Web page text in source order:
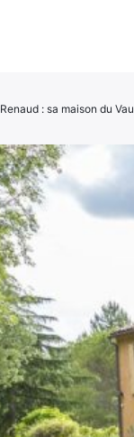
Renaud : sa maison du